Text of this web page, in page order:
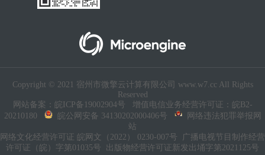
体育馆网球篮球羽毛球
驾校小程序
AI数字人 交互数字人
论坛 视频混剪
短剧 抖音|快手|视频号 diy
热门短剧系统 跑腿
Copyright © 2021 宿州市微擎云计算有限公司 www.w7.cc All Rights
Reserved
网站备案：皖ICP备19002904号 增值电信业务经营许可证：皖B2-
20210180
皖公网安备 34130202000406号
网络违法犯罪举报网
站
网络文化经营许可证 皖网文（2022） 0230-007号 广播电视节目制作经营
许可证（皖）字第01035号 出版物经营许可证新发出埇字第2021125号